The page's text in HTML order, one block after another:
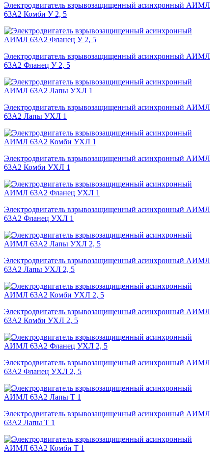
Электродвигатель взрывозащищенный асинхронный АИМЛ
63А2 Комби У 2, 5
Электродвигатель взрывозащищенный асинхронный АИМЛ
63А2 Фланец У 2, 5
Электродвигатель взрывозащищенный асинхронный АИМЛ
63А2 Лапы УХЛ 1
Электродвигатель взрывозащищенный асинхронный АИМЛ
63А2 Комби УХЛ 1
Электродвигатель взрывозащищенный асинхронный АИМЛ
63А2 Фланец УХЛ 1
Электродвигатель взрывозащищенный асинхронный АИМЛ
63А2 Лапы УХЛ 2, 5
Электродвигатель взрывозащищенный асинхронный АИМЛ
63А2 Комби УХЛ 2, 5
Электродвигатель взрывозащищенный асинхронный АИМЛ
63А2 Фланец УХЛ 2, 5
Электродвигатель взрывозащищенный асинхронный АИМЛ
63А2 Лапы Т 1